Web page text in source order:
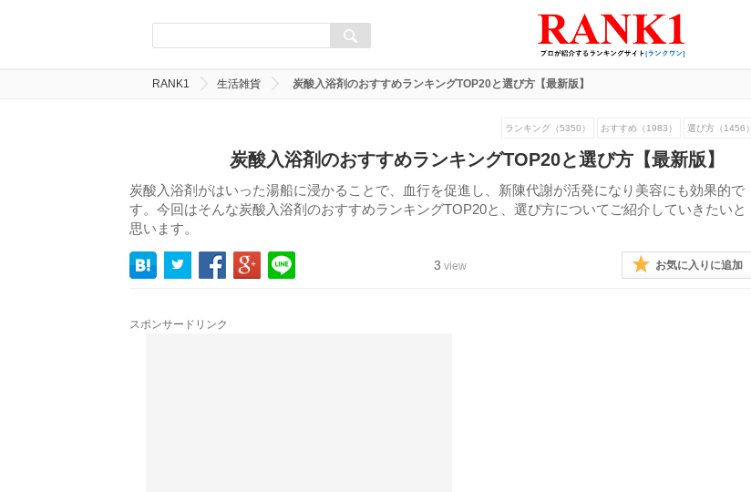
RANK1 生活雑貨 炭酸入浴剤のおすすめランキングTOP20と選び方【最新版】
ランキング（5350） おすすめ（1983） 選び方（1456）
炭酸入浴剤のおすすめランキングTOP20と選び方【最新版】
炭酸入浴剤がはいった湯船に浸かることで、血行を促進し、新陳代謝が活発になり美容にも効果的で
す。今回はそんな炭酸入浴剤のおすすめランキングTOP20と、選び方についてご紹介していきたいと
思います。
3 view お気に入りに追加
スポンサードリンク